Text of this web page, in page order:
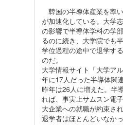
韓国の半導体産業を率
が加速化している。大学
の影響で半導体学科の学
るのに続き、大学院でも
学位過程の途中で退学す
のだ。
大学情報サイト「大学ア
年に17人だった半導体関
昨年は26人に増えた。半
れば、事実上サムスン電
大企業への就職が約束さ
退学者はほとんどいなかっ